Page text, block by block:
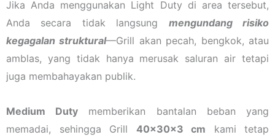
Jika Anda menggunakan Light Duty di area tersebut,
Anda secara tidak langsung mengundang risiko
kegagalan struktural—Grill akan pecah, bengkok, atau
amblas, yang tidak hanya merusak saluran air tetapi
juga membahayakan publik.
Medium Duty memberikan bantalan beban yang
memadai, sehingga Grill 40x30x3 cm kami tetap